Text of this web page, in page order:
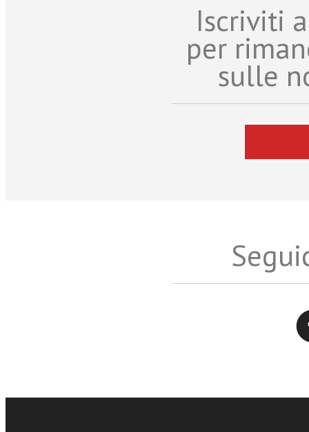
Iscriviti
per
sulle